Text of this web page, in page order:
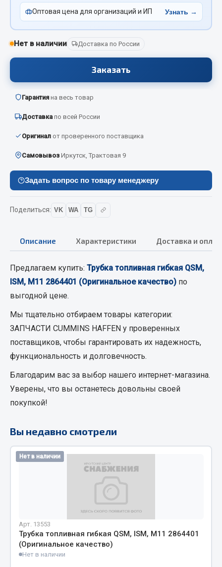
Отопители салона
Подогреватели тосола
Весь раздел
Автозвук
Аксессуары автомобильные
Аптечки и знаки автомобильные
Брызговики
Вымпела
Масла
Охладжающие жидкости
Технические жидкости
МЕТИЗЫ
Болты
Гайки
Кольца стопорные
Пробки
Пружины
Хомуты
Соединительные элементы
Camozzi
Оптовая цена для организаций и ИП Узнать →
Нет в наличии Доставка по России
Заказать
Гарантия на весь товар
Доставка по всей России
Оригинал от проверенного поставщика
Самовывоз Иркутск, Трактовая 9
Задать вопрос по товару менеджеру
Поделиться: VK WA TG
Описание Характеристики Доставка и
Предлагаем купить: Трубка топливная гибкая QSM,
ISM, M11 2864401 (Оригинальное качество) по
выгодной цене.
Мы тщательно отбираем товары категории:
ЗАПЧАСТИ CUMMINS HAFFEN у проверенных
поставщиков, чтобы гарантировать их надежность,
функциональность и долговечность.
Благодарим вас за выбор нашего интернет-магазина.
Уверены, что вы останетесь довольны своей
покупкой!
Вы недавно смотрели
Нет в наличии
Арт. 13553
Трубка топливная гибкая QSM, ISM, M11 2864401
(Оригинальное качество)
Нет в наличии